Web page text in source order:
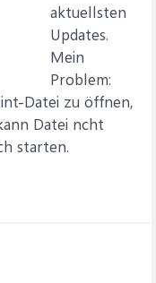
aktuellsten
Updates.
Mein
Problem:
Datei zu öffnen,
Datei ncht
starten.